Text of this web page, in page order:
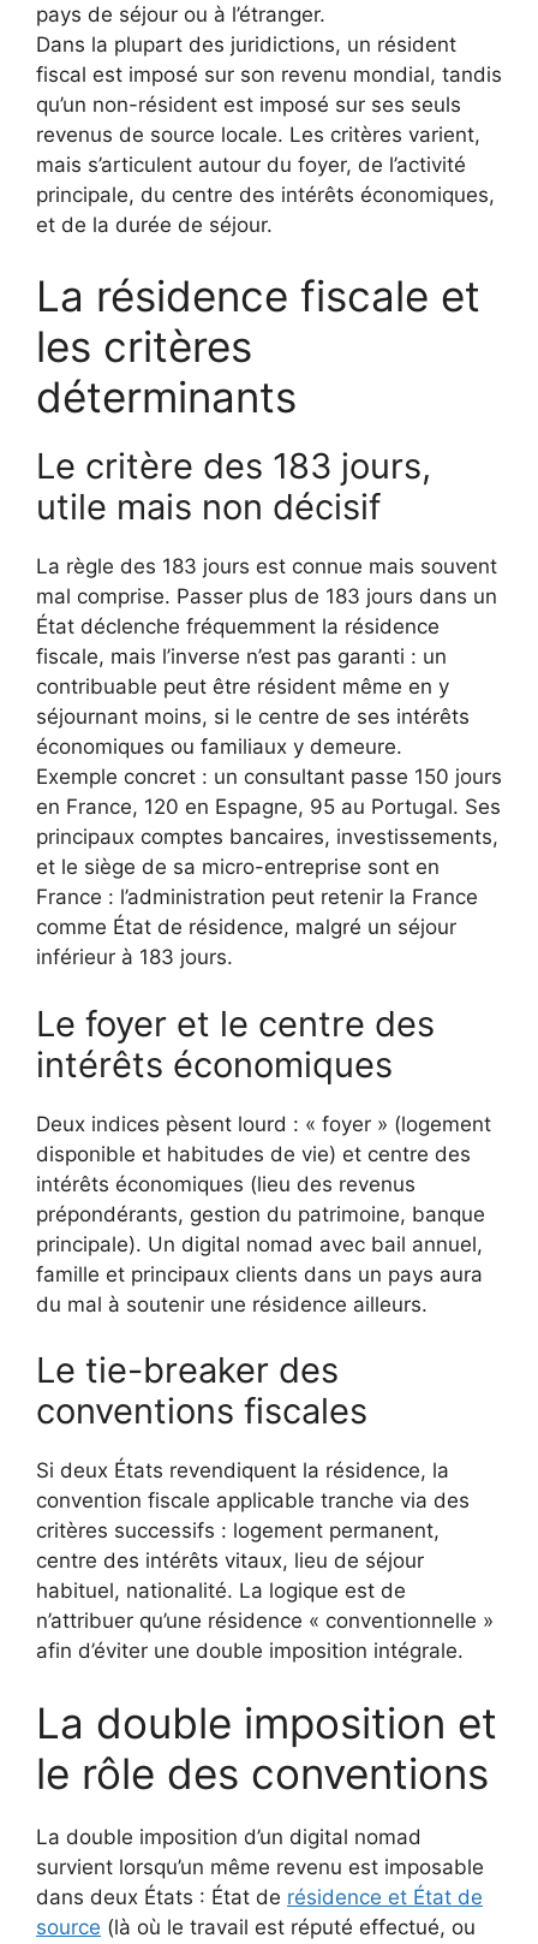
pays de séjour ou à l’étranger.
Dans la plupart des juridictions, un résident
fiscal est imposé sur son revenu mondial, tandis
qu’un non-résident est imposé sur ses seuls
revenus de source locale. Les critères varient,
mais s’articulent autour du foyer, de l’activité
principale, du centre des intérêts économiques,
et de la durée de séjour.
La résidence fiscale et
les critères
déterminants
Le critère des 183 jours,
utile mais non décisif
La règle des 183 jours est connue mais souvent
mal comprise. Passer plus de 183 jours dans un
État déclenche fréquemment la résidence
fiscale, mais l’inverse n’est pas garanti : un
contribuable peut être résident même en y
séjournant moins, si le centre de ses intérêts
économiques ou familiaux y demeure.
Exemple concret : un consultant passe 150 jours
en France, 120 en Espagne, 95 au Portugal. Ses
principaux comptes bancaires, investissements,
et le siège de sa micro-entreprise sont en
France : l’administration peut retenir la France
comme État de résidence, malgré un séjour
inférieur à 183 jours.
Le foyer et le centre des
intérêts économiques
Deux indices pèsent lourd : « foyer » (logement
disponible et habitudes de vie) et centre des
intérêts économiques (lieu des revenus
prépondérants, gestion du patrimoine, banque
principale). Un digital nomad avec bail annuel,
famille et principaux clients dans un pays aura
du mal à soutenir une résidence ailleurs.
Le tie-breaker des
conventions fiscales
Si deux États revendiquent la résidence, la
convention fiscale applicable tranche via des
critères successifs : logement permanent,
centre des intérêts vitaux, lieu de séjour
habituel, nationalité. La logique est de
n’attribuer qu’une résidence « conventionnelle »
afin d’éviter une double imposition intégrale.
La double imposition et
le rôle des conventions
La double imposition d’un digital nomad
survient lorsqu’un même revenu est imposable
dans deux États : État de résidence et État de
source (là où le travail est réputé effectué, ou